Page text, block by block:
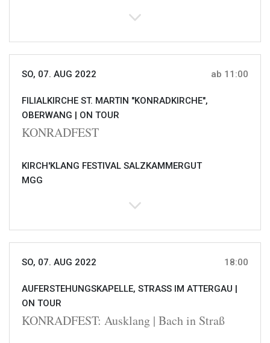
SO, 07. AUG 2022 ab 11:00
FILIALKIRCHE ST. MARTIN "KONRADKIRCHE",
OBERWANG | ON TOUR
KONRADFEST
KIRCH'KLANG FESTIVAL SALZKAMMERGUT
MGG
SO, 07. AUG 2022 18:00
AUFERSTEHUNGSKAPELLE, STRASS IM ATTERGAU |
ON TOUR
KONRADFEST: Ausklang | Bach in Straß